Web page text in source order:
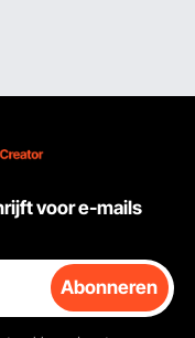
voor e-mails
Abonneren